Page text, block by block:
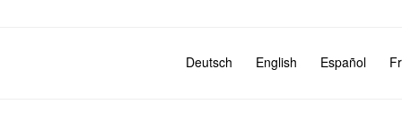
Deutsch English Español